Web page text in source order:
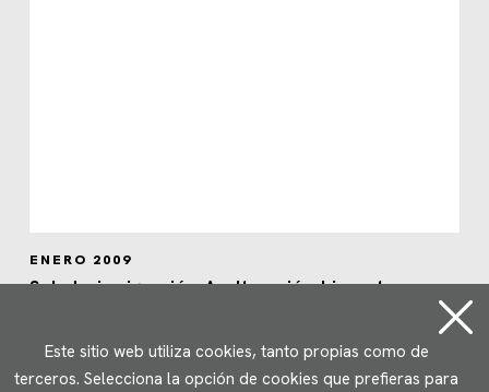
ENERO 2009
Salud e inmigración: Aculturación, bienestar
Este sitio web utiliza cookies, tanto propias como de
terceros. Selecciona la opción de cookies que prefieras para